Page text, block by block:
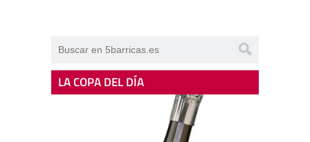
LA COPA DEL DÍA